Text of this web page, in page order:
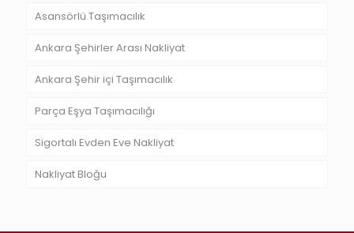
Asansörlü Taşımacılık
Ankara Şehirler Arası Nakliyat
Ankara Şehir içi Taşımacılık
Parça Eşya Taşımacılığı
Sigortalı Evden Eve Nakliyat
Nakliyat Bloğu